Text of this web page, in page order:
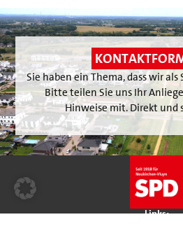
Kontakt
Sie haben ein Thema, dass wir
Bitte teilen Sie uns Ihr
Hinweise mit. Direkt und
Links: